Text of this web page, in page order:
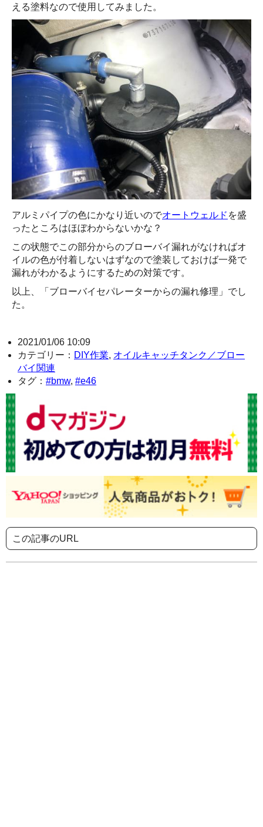
える塗料なので使用してみました。
アルミパイプの色にかなり近いのでオートウェルド を盛
ったところはほぼわからないかな？
この状態でこの部分からのブローバイ漏れがなければオ
イルの色が付着しないはずなので塗装しておけば一発で
漏れがわかるようにするための対策です。
以上、「ブローバイセパレーターからの漏れ修理」でし
た。
2021/01/06 10:09
カテゴリー： DIY作業, オイルキャッチタンク／ブロー
バイ関連
タグ： #bmw, #e46
この記事のURL